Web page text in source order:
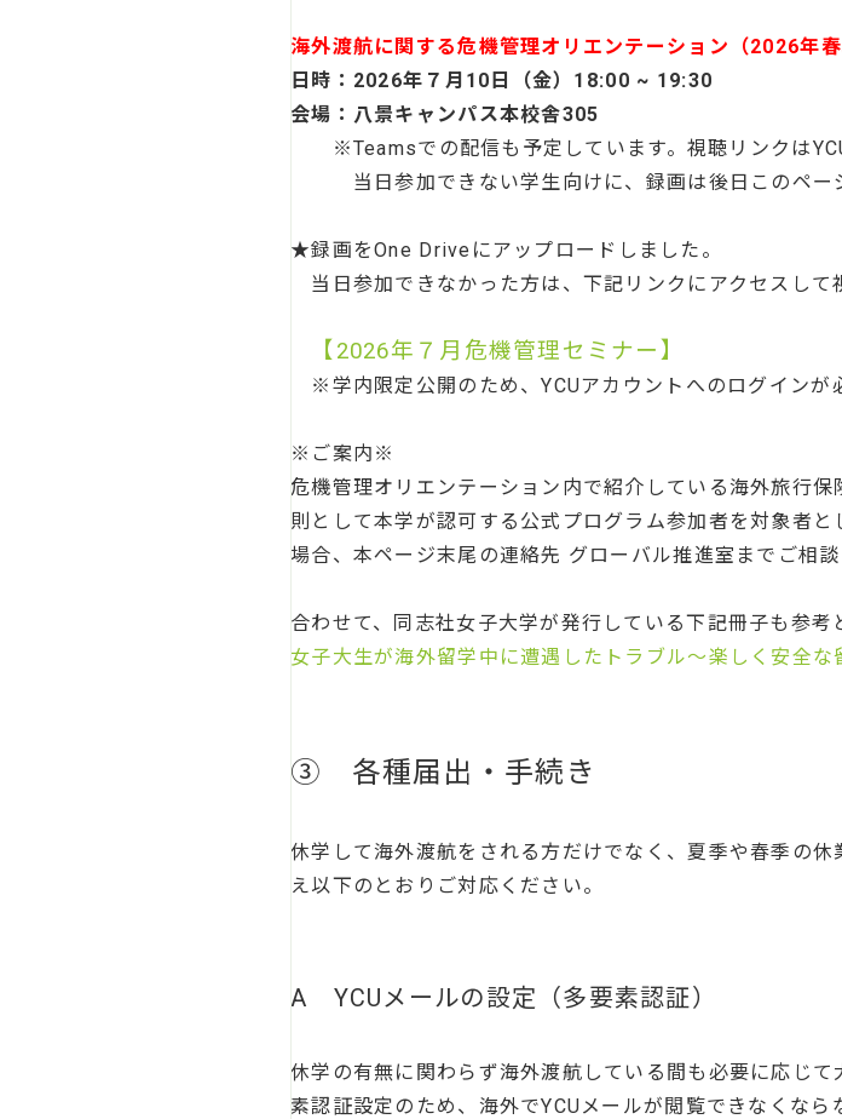
海外渡航に関する危機管理オリエンテーション（2026年春
日時：2026年７月10日（金）18:00 ~ 19:30
会場：八景キャンパス本校舎305
※Teamsでの配信も予定しています。視聴リンクは
当日参加できない学生向けに、録画は後日このページ
★録画をOne Driveにアップロードしました。
当日参加できなかった方は、下記リンクにアクセスして
【2026年７月危機管理セミナー】
※学内限定公開のため、YCUアカウントへのログインが
※ご案内※
危機管理オリエンテーション内で紹介している海外旅行
則として本学が認可する公式プログラム参加者を対象者
場合、本ページ末尾の連絡先 グローバル推進室までご相談
合わせて、同志社女子大学が発行している下記冊子も参考
女子大生が海外留学中に遭遇したトラブル～楽しく安全な
③ 各種届出・手続き
休学して海外渡航をされる方だけでなく、夏季や春季の
え以下のとおりご対応ください。
A YCUメールの設定（多要素認証）
休学の有無に関わらず海外渡航している間も必要に応じ
素認証設定のため、海外でYCUメールが閲覧できなくな